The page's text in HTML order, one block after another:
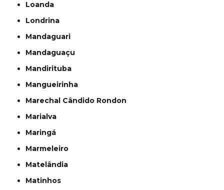
Loanda
Londrina
Mandaguari
Mandaguaçu
Mandirituba
Mangueirinha
Marechal Cândido Rondon
Marialva
Maringá
Marmeleiro
Matelândia
Matinhos